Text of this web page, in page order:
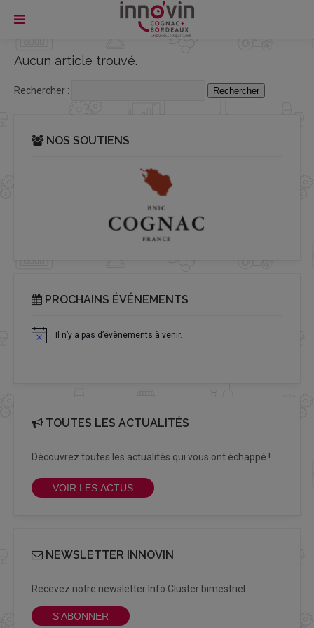
Aucun article trouvé.
Rechercher :
NOS SOUTIENS
PROCHAINS ÉVÉNEMENTS
Notice Il n’y a pas d’évènements à venir.
TOUTES LES ACTUALITÉS
Découvrez toutes les actualités qui vous ont échappé !
VOIR LES ACTUS
NEWSLETTER INNOVIN
Recevez notre newsletter Info Cluster bimestriel
S'ABONNER